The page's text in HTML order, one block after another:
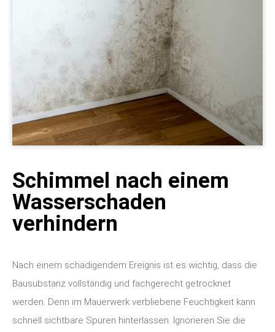
Schimmel nach einem
Wasserschaden
verhindern
Nach einem schädigendem Ereignis ist es wichtig, dass die
Bausubstanz vollständig und fachgerecht getrocknet
werden. Denn im Mauerwerk verbliebene Feuchtigkeit kann
schnell sichtbare Spuren hinterlassen. Ignorieren Sie die